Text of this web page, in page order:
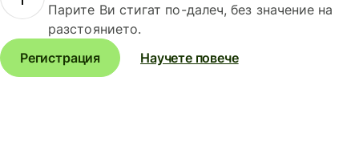
Парите Ви стигат по-далеч, без значение на
разстоянието.
Регистрация
Научете повече